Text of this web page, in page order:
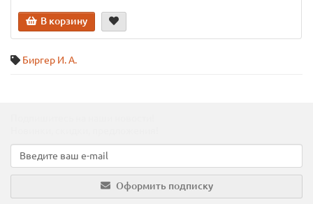
В корзину
Биргер И. А.
Оформить подписку